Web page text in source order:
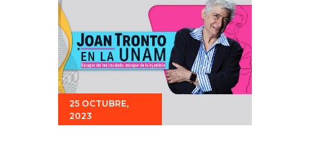
Noticias
Para ti
Contacto
25 OCTUBRE,
2023